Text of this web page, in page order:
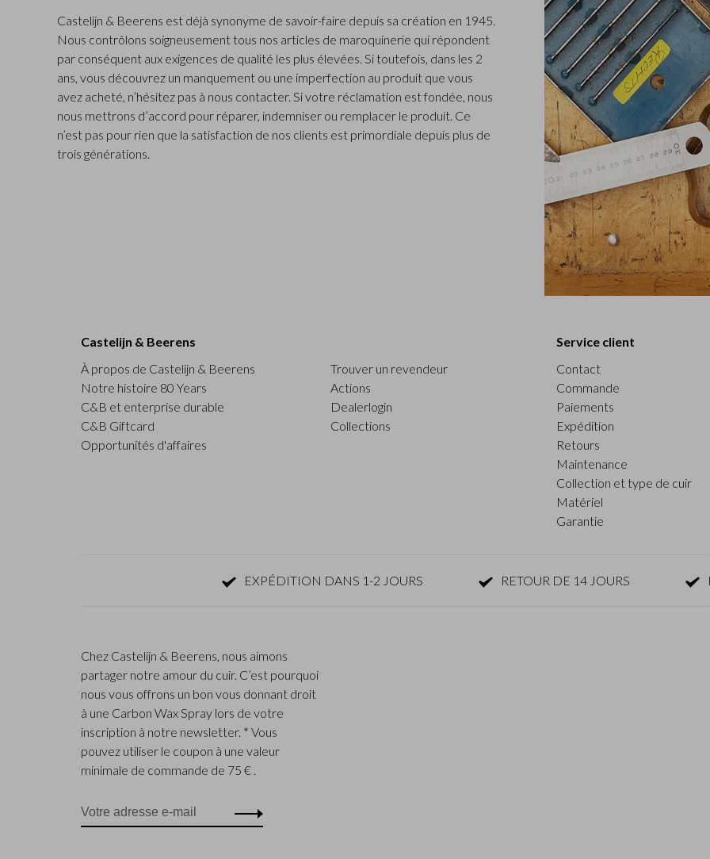
Castelijn & Beerens est déjà synonyme de savoir-faire depuis sa création en 1945.
Nous contrôlons soigneusement tous nos articles de maroquinerie qui répondent
par conséquent aux exigences de qualité les plus élevées. Si toutefois, dans les 2
ans, vous découvrez un manquement ou une imperfection au produit que vous
avez acheté, n’hésitez pas à nous contacter. Si votre réclamation est fondée, nous
nous mettrons d’accord pour réparer, indemniser ou remplacer le produit. Ce
n’est pas pour rien que la satisfaction de nos clients est primordiale depuis plus de
trois générations.
Castelijn & Beerens
À propos de Castelijn & Beerens
Notre histoire 80 Years
C&B et enterprise durable
C&B Giftcard
Opportunités d'affaires
Trouver un revendeur
Actions
Dealerlogin
Collections
Service client
Contact
Commande
Paiements
Expédition
Retours
Maintenance
Collection et type de cuir
Matériel
Garantie
EXPÉDITION DANS 1-2 JOURS RETOUR DE 14 JOURS
Chez Castelijn & Beerens, nous aimons
partager notre amour du cuir. C’est pourquoi
nous vous offrons un bon vous donnant droit
à une Carbon Wax Spray lors de votre
inscription à notre newsletter. * Vous
pouvez utiliser le coupon à une valeur
minimale de commande de 75 € .